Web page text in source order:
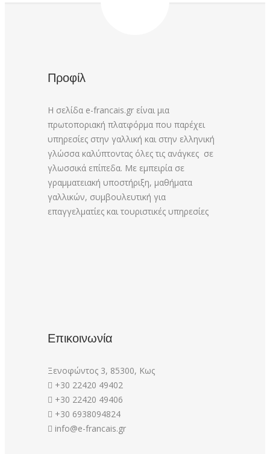
Προφίλ
Η σελίδα e-francais.gr είναι μια
πρωτοποριακή πλατφόρμα που παρέχει
υπηρεσίες στην γαλλική και στην ελληνική
γλώσσα καλύπτοντας όλες τις ανάγκες σε
γλωσσικά επίπεδα. Με εμπειρία σε
γραμματειακή υποστήριξη, μαθήματα
γαλλικών, συμβουλευτική για
επαγγελματίες και τουριστικές υπηρεσίες
Επικοινωνία
Ξενοφώντος 3, 85300, Κως
+30 22420 49402
+30 22420 49406
+30 6938094824
info@e-francais.gr